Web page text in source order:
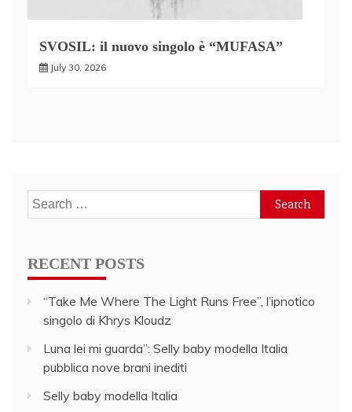
SVOSIL: il nuovo singolo è “MUFASA”
July 30, 2026
Search
for:
RECENT POSTS
“Take Me Where The Light Runs Free”, l’ipnotico
singolo di Khrys Kloudz
Luna lei mi guarda”: Selly baby modella Italia
pubblica nove brani inediti
Selly baby modella Italia